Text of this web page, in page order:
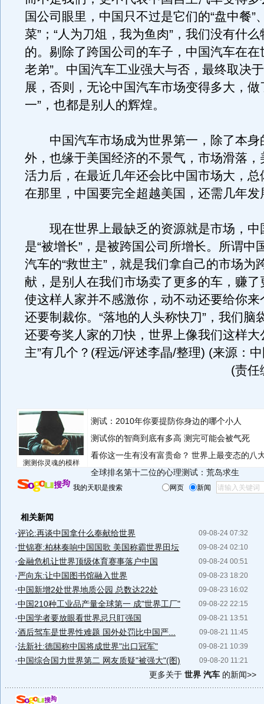
国公司眼里，中国只不过是它们的“盘中餐”
菜”；“人为刀俎，我为鱼肉”，我们没有什
的。剔除了跨国公司的车子，中国汽车在在
老弟”。中国汽车工业强大与否，最终取决
展，否则，无论中国汽车市场变得多大，做
一”，也都是别人的辉煌。
中国汽车市场成为世界第一，除了本身
外，也缘于美国经济的不景气，市场滑落，
活力后，在最近几年还会比中国市场大，总
在那里，中国要完全超越美国，还需几年发
现在世界上最缺乏的资源就是市场，中
是“被增长”，是被跨国公司所增长。所谓中
汽车的“救世主”，就是我们拿自己的市场为
献，是别人在我们市场卖了更多的车，赚了
使这样人家并不感激你，动不动还要给你来
还要制裁你。“落地的人头称快刀”，我们脑
还要夸奖人家的刀快，世界上像我们这样大
主”有几个？(程远/评述李晶/整理) (来源：
(责任
测测你灵魂的模样
测试：2010年你要提防你身边的哪个小人
测试你的智商到底有多高 测完可能会被气死
看你这一生有没有富贵命？ 世界上最变态的八
全球排名第十二位的心理测试：荒岛求生
我的天职是搜索 网页 新闻
相关新闻
09-08-24 07:32
·评论:再谈中国拿什么奉献给世界
09-08-24 02:10
·世锦赛:柏林奏响中国国歌 美国称霸世界田坛
09-08-24 00:51
·金融危机让世界顶级体育赛事落户中国
09-08-23 18:20
·严向东:让中国图书馆融入世界
09-08-23 16:02
·中国新增2处世界地质公园 总数达22处
09-08-22 22:15
·中国210种工业品产量全球第一 成"世界工厂"
09-08-21 13:51
·中国学者要放眼看世界忌只盯强国
09-08-21 11:45
·酒后驾车是世界性难题 国外处罚比中国严...
09-08-21 10:39
·法新社:德国称中国将成世界"出口冠军"
09-08-20 11:21
·中国综合国力世界第二 网友质疑"被强大"(图)
更多关于 世界 汽车 的新闻>>